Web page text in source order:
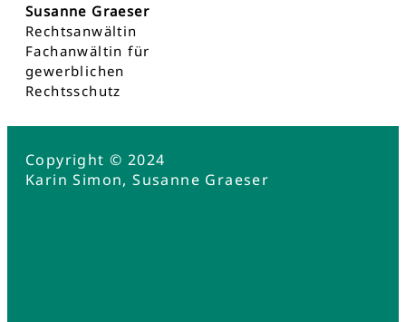
Susanne Graeser
Rechtsanwältin
Fachanwältin für
gewerblichen
Rechtsschutz
Copyright © 2024
Karin Simon, Susanne Graeser